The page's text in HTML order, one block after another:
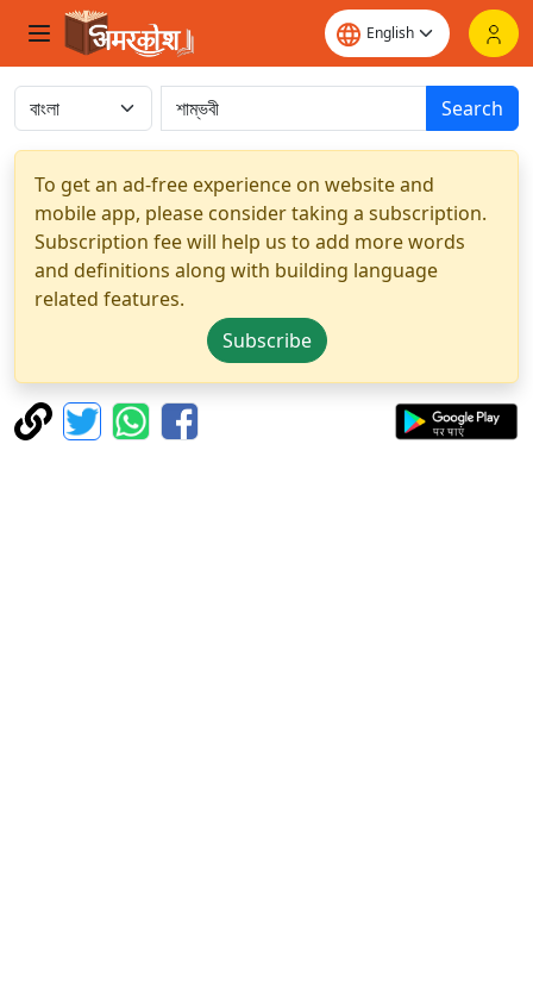
Search
To get an ad-free experience on website and
mobile app, please consider taking a subscription.
Subscription fee will help us to add more words
and definitions along with building language
related features.
Subscribe